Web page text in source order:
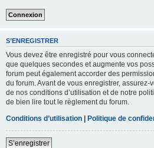
S’ENREGISTRER
Vous devez être enregistré pour vous
que quelques secondes et augmente vos
forum peut également accorder des
du forum. Avant de vous enregistrer, assurez-
de nos conditions d’utilisation et de notre
de bien lire tout le règlement du forum.
Conditions d’utilisation | Politique de
S’enregistrer